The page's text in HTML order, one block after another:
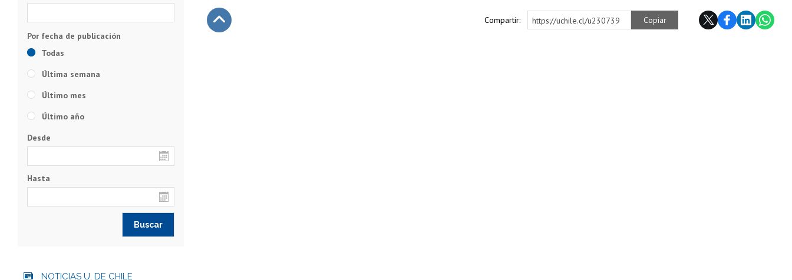
Compartir: https://uchile.cl/u230739 Copiar
Todas
Última semana
Último mes
Último año
Desde
Hasta
NOTICIAS U. DE CHILE